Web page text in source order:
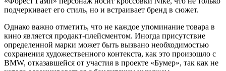
подчеркивает его стиль, но и встраивает бренд в сюжет.
Однако важно отметить, что не каждое упоминание товара в
кино является продакт-плейсментом. Иногда присутствие
определенной марки может быть вызвано необходимостью
сохранения художественного контекста, как это произошло с
BMW, отказавшейся от участия в проекте «Бумер», так как не